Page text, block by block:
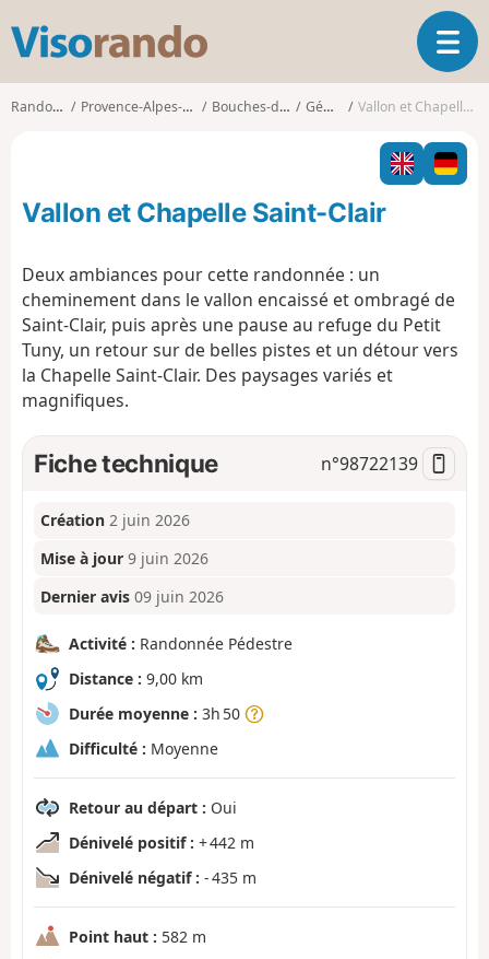
s
o
o
O
u
i
r
l
i
a
n
Randonnées Provence-Alpes-Côte d'Azur Bouches-du-Rhône Gémenos Vallon et Chapelle Saint-Clair
Vallon et Chapelle Saint-Clair
Deux ambiances pour cette randonnée : un
cheminement dans le vallon encaissé et ombragé de
Saint-Clair, puis après une pause au refuge du Petit
Tuny, un retour sur de belles pistes et un détour vers
la Chapelle Saint-Clair. Des paysages variés et
magnifiques.
Fiche technique n°98722139
Création 2 juin 2026
Mise à jour 9 juin 2026
Dernier avis 09 juin 2026
Activité : Randonnée Pédestre
Distance : 9,00 km
Durée moyenne : 3h 50
Difficulté : Moyenne
Retour au départ : Oui
Dénivelé positif : + 442 m
Dénivelé négatif : - 435 m
Point haut : 582 m